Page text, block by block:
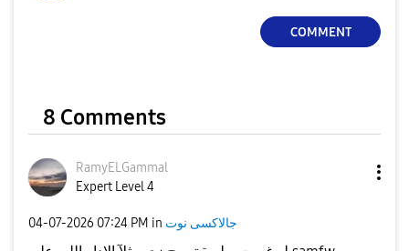
COMMENT
8 Comments
RamyELGammal
Expert Level 4
‎04-07-2026 07:24 PM in جالاكسى نوت